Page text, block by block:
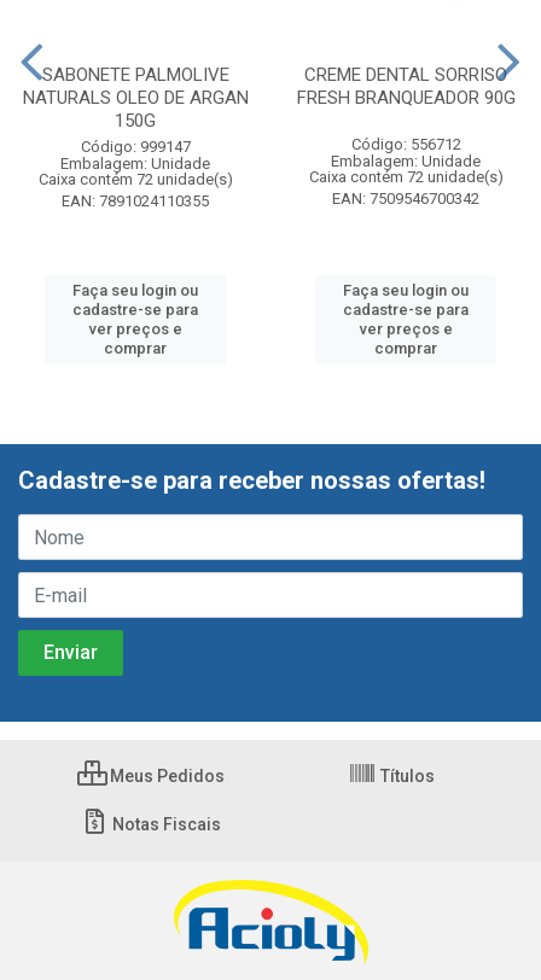
SABONETE PALMOLIVE
NATURALS OLEO DE ARGAN
150G
Código: 999147
Embalagem: Unidade
Caixa contém 72 unidade(s)
EAN: 7891024110355
Faça seu login ou
cadastre-se para
ver preços e
comprar
CREME DENTAL SORRISO
FRESH BRANQUEADOR 90G
Código: 556712
Embalagem: Unidade
Caixa contém 72 unidade(s)
EAN: 7509546700342
Faça seu login ou
cadastre-se para
ver preços e
comprar
Cadastre-se para receber nossas ofertas!
Meus Pedidos Títulos
Notas Fiscais